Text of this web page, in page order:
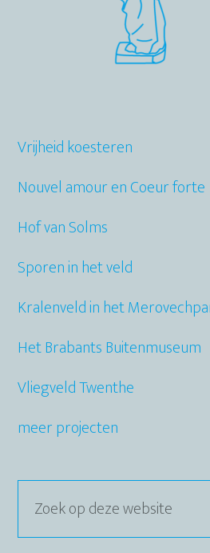
Vrijheid koesteren
Nouvel amour en Coeur forte
Hof van Solms
Sporen in het veld
Kralenveld in het
Het Brabants Buitenmuseum
Vliegveld Twenthe
meer projecten
deze